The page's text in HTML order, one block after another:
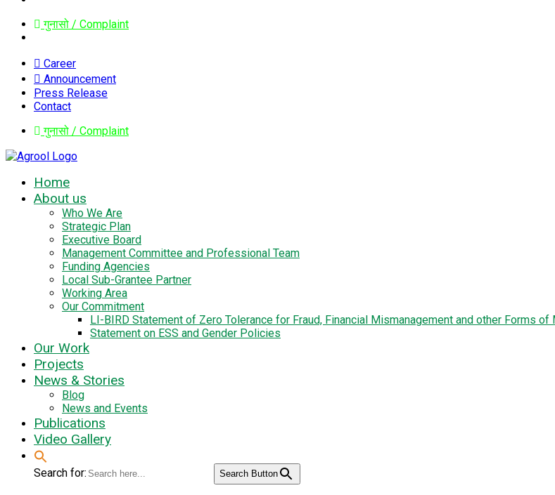
गुनासो / Complaint
Career
Announcement
Press Release
Contact
गुनासो / Complaint
Home
About us
Who We Are
Strategic Plan
Executive Board
Management Committee and Professional Team
Funding Agencies
Local Sub-Grantee Partner
Working Area
Our Commitment
LI-BIRD Statement of Zero Tolerance for Fraud, Financial Mismanagement and other Forms of
Statement on ESS and Gender Policies
Our Work
Projects
News & Stories
Blog
News and Events
Publications
Video Gallery
Search for: Search Button